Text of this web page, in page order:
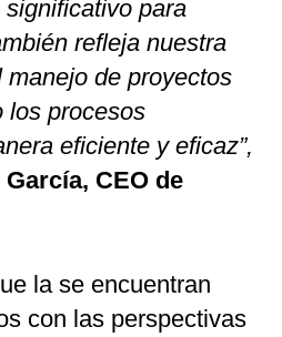
para
refleja nuestra
de proyectos
los procesos
eficiente y eficaz”,
CEO de
la se encuentran
con las perspectivas